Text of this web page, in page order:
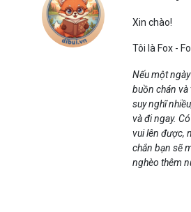
Xin chào!
Tôi là Fox -
Nếu một
buồn chán
suy nghĩ
và đi ngay.
vui lên được,
chắn bạn sẽ
nghèo thêm